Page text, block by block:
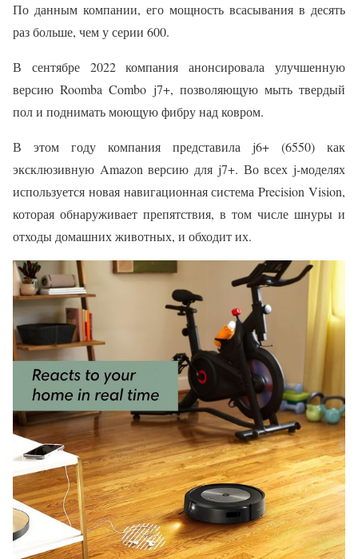
По данным компании, его мощность всасывания в десять
раз больше, чем у серии 600.
В сентябре 2022 компания анонсировала улучшенную
версию Roomba Combo j7+, позволяющую мыть твердый
пол и поднимать моющую фибру над ковром.
В этом году компания представила j6+ (6550) как
эксклюзивную Amazon версию для j7+. Во всех j-моделях
используется новая навигационная система Precision Vision,
которая обнаруживает препятствия, в том числе шнуры и
отходы домашних животных, и обходит их.